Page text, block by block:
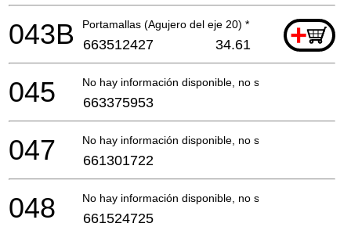
Portamallas (Agujero del eje 20) * +
043B 663512427 34.61
No hay información disponible, no se puede pedir
045 663375953
No hay información disponible, no se puede pedir
047 661301722
No hay información disponible, no se puede pedir
048 661524725